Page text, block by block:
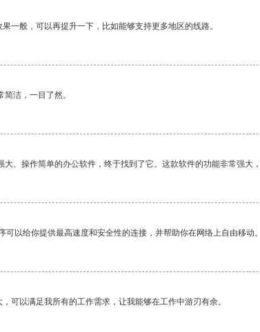
一般，可以再提升一下，比如能够支持更多地区的线路。
洁，一目了然。
大、操作简单的办公软件，终于找到了它。这款软件的功能非常强大
可以给你提供最高速度和安全性的连接，并帮助你在网络上自由移动。
可以满足我所有的工作需求，让我能够在工作中游刃有余。